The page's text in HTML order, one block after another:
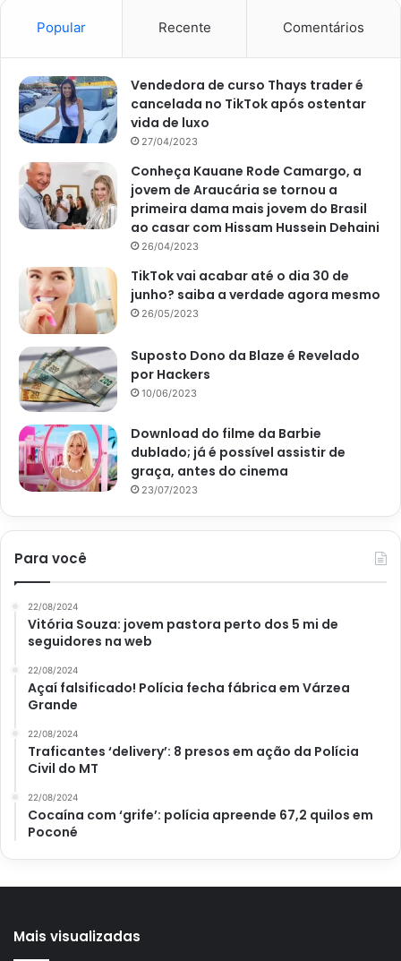
3. Tema e cerimonialista
Nesse sentido, se você acha que contratar cerimonialista
é perda de tempo, comece a pensar. Essa pessoa
consegue te guiar com relação a absolutamente tudo.
Desde espaços, até temas de festas e cerimônias – que
seu dinheiro -, a cerimonialista consegue te guiar com
maestria pelo que você precisa. Tenha uma boa rede de
apoio nesse momento e delimite bem o que você quer nas
mais diversas áreas juntamente com esse profissional.
Esperamos que as dicas tenham sido úteis sobre
decoração de casamento
aliviar a tensão nesse dia tão importante. Agradecemos
Atualizeipara não perder nenhum conteúdo diário que
publicamos especialmente para você!
Avalie este post post
Popular Recente Comentários
Vendedora de curso Thays trader é
cancelada no TikTok após ostentar
vida de luxo
27/04/2023
Conheça Kauane Rode Camargo, a
jovem de Araucária se tornou a
primeira dama mais jovem do Brasil
ao casar com Hissam Hussein Dehaini
26/04/2023
TikTok vai acabar até o dia 30 de
junho? saiba a verdade agora mesmo
26/05/2023
Suposto Dono da Blaze é Revelado
por Hackers
10/06/2023
Download do filme da Barbie
dublado; já é possível assistir de
graça, antes do cinema
23/07/2023
Para você
22/08/2024
Vitória Souza: jovem pastora perto dos 5 mi de
seguidores na web
22/08/2024
Açaí falsificado! Polícia fecha fábrica em Várzea
Grande
22/08/2024
Traficantes ‘delivery’: 8 presos em ação da Polícia
Civil do MT
22/08/2024
Cocaína com ‘grife’: polícia apreende 67,2 quilos em
Poconé
Mais visualizadas